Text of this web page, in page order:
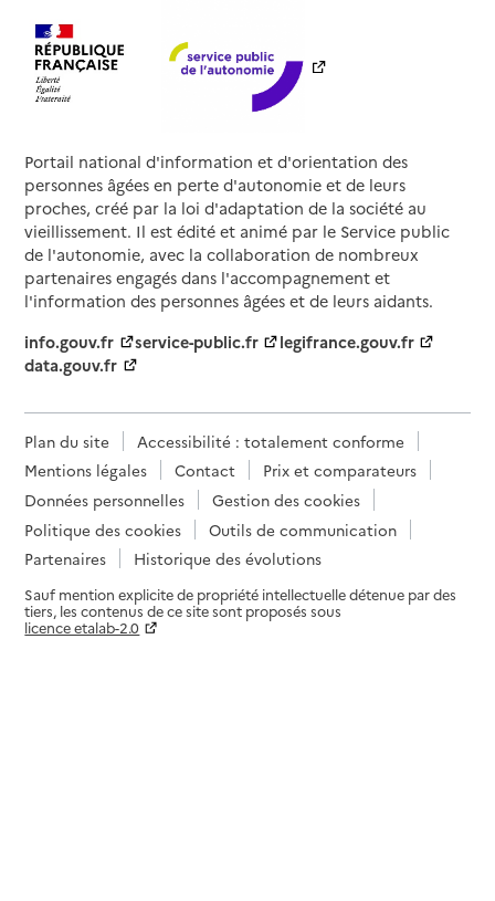
Portail national d'information et d'orientation des
personnes âgées en perte d'autonomie et de leurs
proches, créé par la loi d'adaptation de la société au
vieillissement. Il est édité et animé par le Service public
de l'autonomie, avec la collaboration de nombreux
partenaires engagés dans l'accompagnement et
l'information des personnes âgées et de leurs aidants.
info.gouv.fr
service-public.fr
legifrance.gouv.fr
data.gouv.fr
Plan du site
Accessibilité : totalement conforme
Mentions légales
Contact
Prix et comparateurs
Données personnelles
Gestion des cookies
Politique des cookies
Outils de communication
Partenaires
Historique des évolutions
Sauf mention explicite de propriété intellectuelle détenue par des
tiers, les contenus de ce site sont proposés sous
licence etalab-2.0